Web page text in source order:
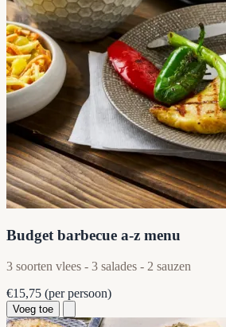
Budget barbecue a-z menu
3 soorten vlees - 3 salades - 2 sauzen
€15,75 (per persoon)
Voeg toe